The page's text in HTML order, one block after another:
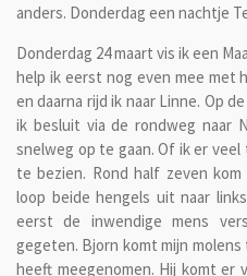
anders. Donderdag een nachtje
Donderdag 24 maart vis ik een
help ik eerst nog even mee met
en daarna rijd ik naar Linne. Op
ik besluit via de rondweg naar
snelweg op te gaan. Of ik er
te bezien. Rond half zeven
loop beide hengels uit naar
eerst de inwendige mens
gegeten. Bjorn komt mijn
heeft meegenomen. Hij komt er